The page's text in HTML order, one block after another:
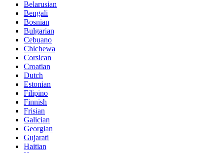
Belarusian
Bengali
Bosnian
Bulgarian
Cebuano
Chichewa
Corsican
Croatian
Dutch
Estonian
Filipino
Finnish
Frisian
Galician
Georgian
Gujarati
Haitian